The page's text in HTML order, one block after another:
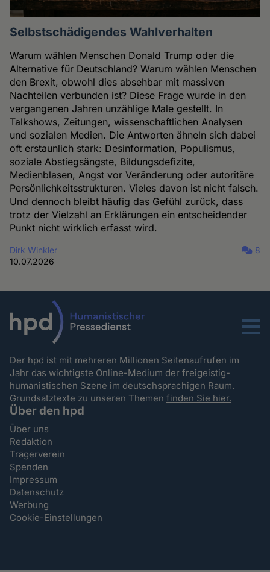
Selbstschädigendes Wahlverhalten
Warum wählen Menschen Donald Trump oder die
Alternative für Deutschland? Warum wählen Menschen
den Brexit, obwohl dies absehbar mit massiven
Nachteilen verbunden ist? Diese Frage wurde in den
vergangenen Jahren unzählige Male gestellt. In
Talkshows, Zeitungen, wissenschaftlichen Analysen
und sozialen Medien. Die Antworten ähneln sich dabei
oft erstaunlich stark: Desinformation, Populismus,
soziale Abstiegsängste, Bildungsdefizite,
Medienblasen, Angst vor Veränderung oder autoritäre
Persönlichkeitsstrukturen. Vieles davon ist nicht falsch.
Und dennoch bleibt häufig das Gefühl zurück, dass
trotz der Vielzahl an Erklärungen ein entscheidender
Punkt nicht wirklich erfasst wird.
Dirk Winkler
10.07.2026
8
Menu
Der hpd ist mit mehreren Millionen Seitenaufrufen im
Jahr das wichtigste Online-Medium der freigeistig-
humanistischen Szene im deutschsprachigen Raum.
Grundsatztexte zu unseren Themenfinden Sie hier.
Über den hpd
Über uns
Redaktion
Trägerverein
Spenden
Impressum
Datenschutz
Werbung
Cookie-Einstellungen